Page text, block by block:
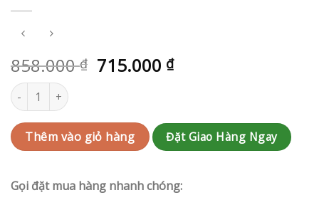
858.000₫ 715.000 ₫
Giỏi hoa khai trương Quận Bình Thạnh | QC-RAK-AK604 số lượng
Thêm vào giỏ hàng Đặt Giao Hàng Ngay
Gọi đặt mua hàng nhanh chóng: